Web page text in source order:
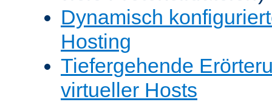
Dynamisch
Hosting
Tiefergehende
virtueller Hosts